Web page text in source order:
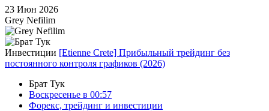
23 Июн 2026
Grey Nefilim
Инвестиции [Etienne Crete] Прибыльный трейдинг без
постоянного контроля графиков (2026)
Брат Тук
Воскресенье в 00:57
Форекс, трейдинг и инвестиции